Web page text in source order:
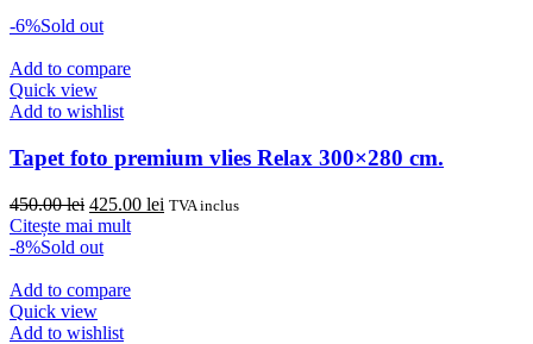
-6%Sold out
Add to compare
Quick view
Add to wishlist
Tapet foto premium vlies Relax 300×280 cm.
450.00lei Prețul
inițial
a
450.00 lei.
425.00 lei Prețul
TVA inclus
Citește mai mult
-8%Sold out
Add to compare
Quick view
Add to wishlist